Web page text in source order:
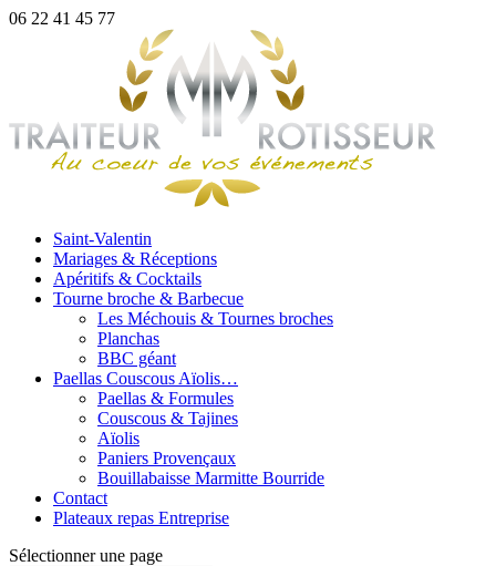
06 22 41 45 77
Saint-Valentin
Mariages & Réceptions
Apéritifs & Cocktails
Tourne broche & Barbecue
Les Méchouis & Tournes broches
Planchas
BBC géant
Paellas Couscous Aïolis…
Paellas & Formules
Couscous & Tajines
Aïolis
Paniers Provençaux
Bouillabaisse Marmitte Bourride
Contact
Plateaux repas Entreprise
Sélectionner une page